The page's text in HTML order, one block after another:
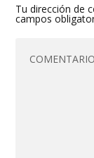
Tu dirección de
campos